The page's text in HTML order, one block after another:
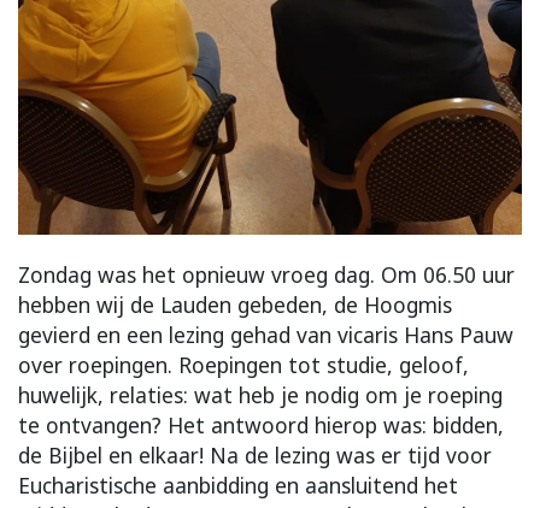
Zondag was het opnieuw vroeg dag. Om 06.50 uur
hebben wij de Lauden gebeden, de Hoogmis
gevierd en een lezing gehad van vicaris Hans Pauw
over roepingen. Roepingen tot studie, geloof,
huwelijk, relaties: wat heb je nodig om je roeping
te ontvangen? Het antwoord hierop was: bidden,
de Bijbel en elkaar! Na de lezing was er tijd voor
Eucharistische aanbidding en aansluitend het